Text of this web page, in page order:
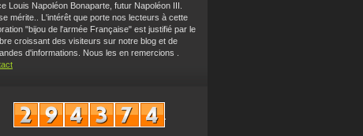
Louis Napoléon Bonaparte, futur Napoléon III.
mérite.. L'intérêt que porte nos lecteurs à cette
"bijou de l'armée Française" est justifié par le
croissant des visiteurs sur notre blog et de
d'informations. Nous les en remercions .